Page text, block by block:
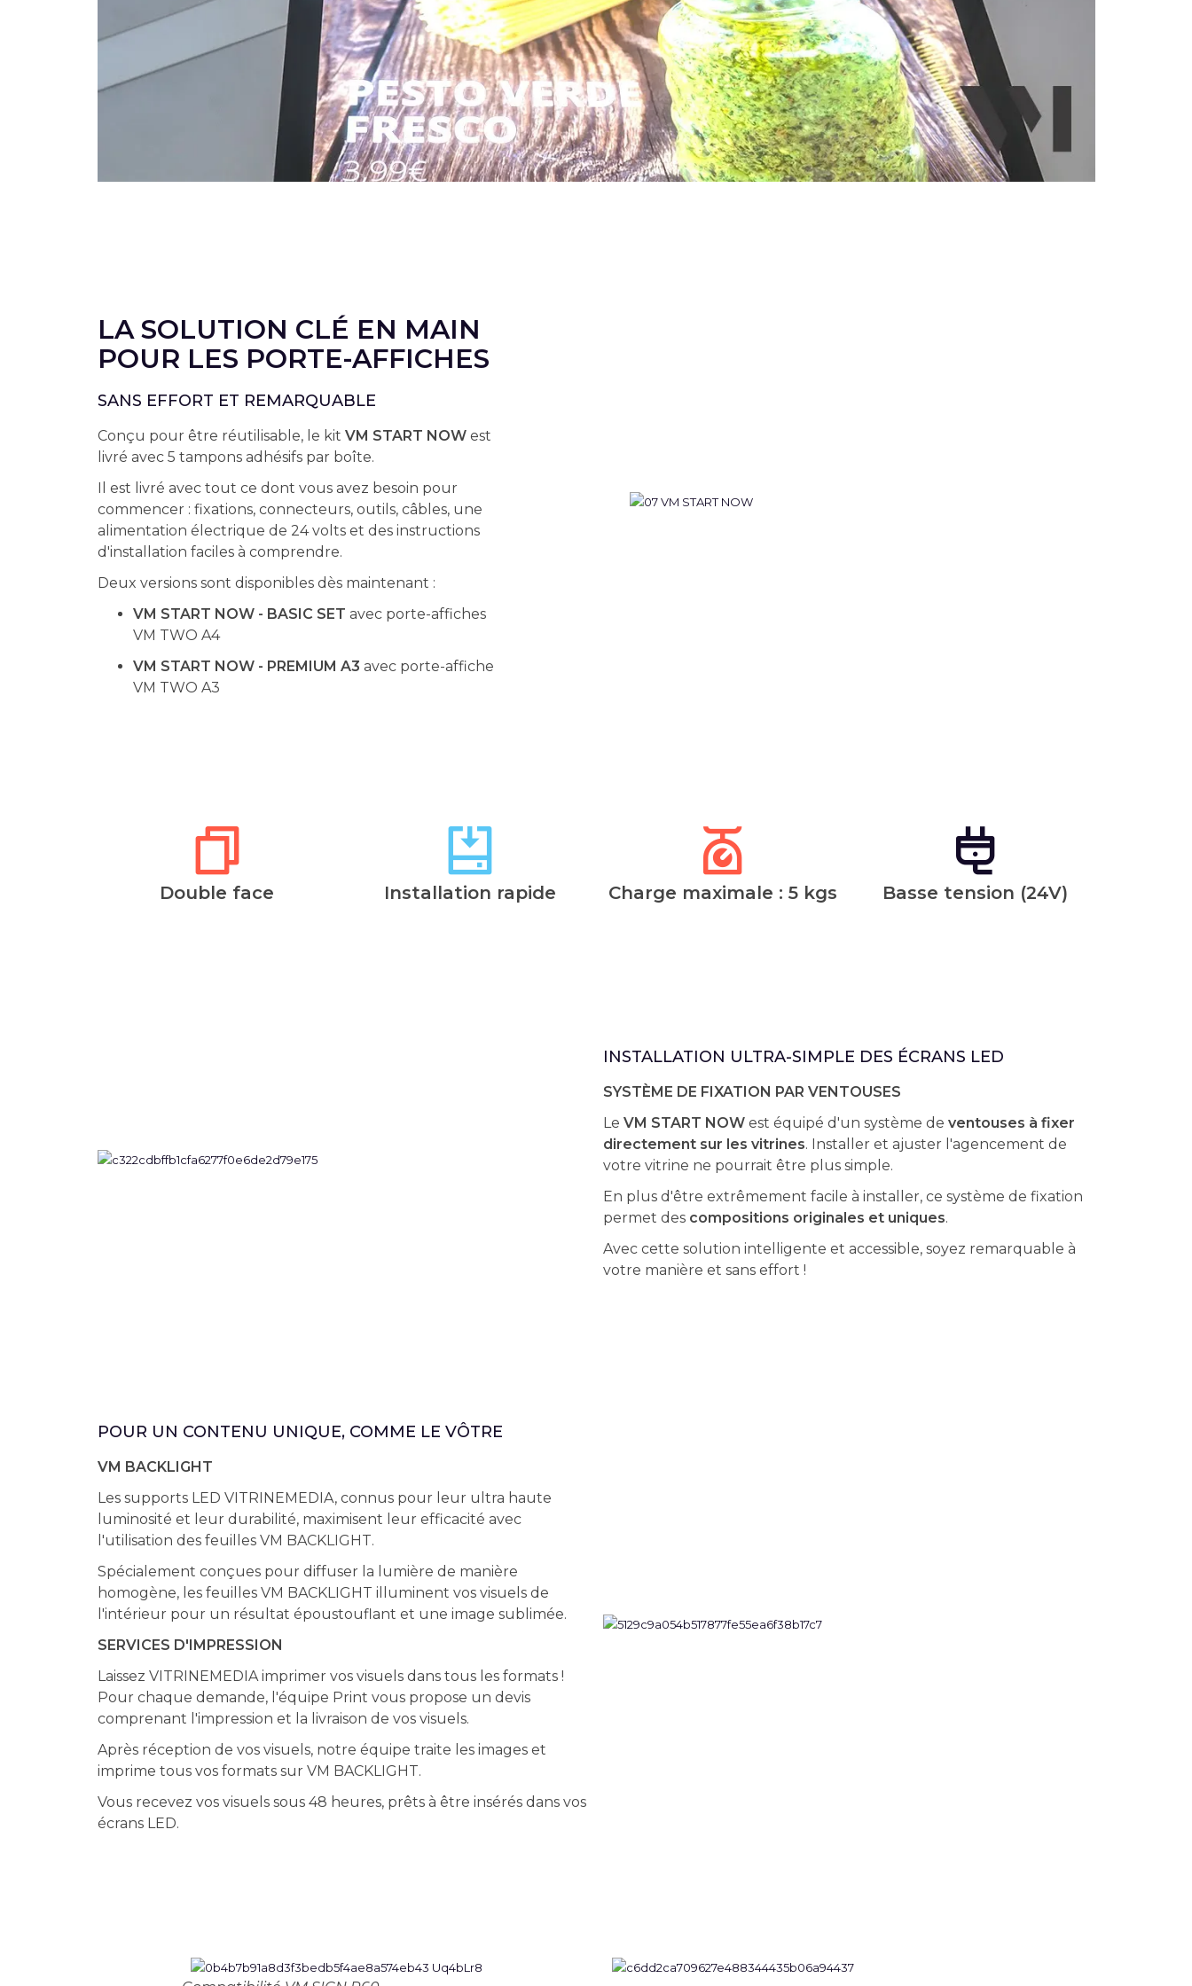
LA SOLUTION CLÉ EN MAIN
POUR LES PORTE-AFFICHES
SANS EFFORT ET REMARQUABLE
Conçu pour être réutilisable, le kit VM START NOWest
livré avec 5 tampons adhésifs par boîte.
Il est livré avec tout ce dont vous avez besoin pour
commencer : fixations, connecteurs, outils, câbles, une
alimentation électrique de 24 volts et des instructions
d'installation faciles à comprendre.
Deux versions sont disponibles dès maintenant :
VM START NOW - BASIC SET avec porte-affiches
VM TWO A4
VM START NOW - PREMIUM A3 avec porte-affiche
VM TWO A3
Double face Installation rapide Charge maximale : 5 kgs Basse tension (24V)
INSTALLATION ULTRA-SIMPLE DES ÉCRANS LED
SYSTÈME DE FIXATION PAR VENTOUSES
Le VM START NOWest équipé d'un système de ventouses à fixer
directement sur les vitrines. Installer et ajuster l'agencement de
votre vitrine ne pourrait être plus simple.
En plus d'être extrêmement facile à installer, ce système de fixation
permet des compositions originales et uniques.
Avec cette solution intelligente et accessible, soyez remarquable à
votre manière et sans effort !
POUR UN CONTENU UNIQUE, COMME LE VÔTRE
VM BACKLIGHT
Les supports LED VITRINEMEDIA, connus pour leur ultra haute
luminosité et leur durabilité, maximisent leur efficacité avec
l'utilisation des feuilles VM BACKLIGHT.
Spécialement conçues pour diffuser la lumière de manière
homogène, les feuilles VM BACKLIGHT illuminent vos visuels de
l'intérieur pour un résultat époustouflant et une image sublimée.
SERVICES D'IMPRESSION
Laissez VITRINEMEDIA imprimer vos visuels dans tous les formats !
Pour chaque demande, l'équipe Print vous propose un devis
comprenant l'impression et la livraison de vos visuels.
Après réception de vos visuels, notre équipe traite les images et
imprime tous vos formats sur VM BACKLIGHT.
Vous recevez vos visuels sous 48 heures, prêts à être insérés dans vos
écrans LED.